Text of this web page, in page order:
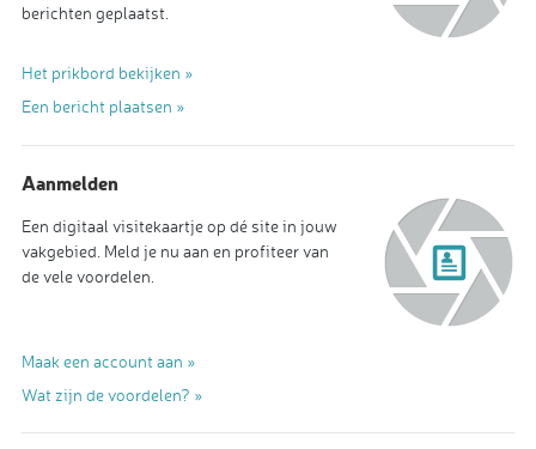
berichten geplaatst.
Het prikbord bekijken »
Een bericht plaatsen »
Aanmelden
Een digitaal visitekaartje op dé site in jouw
vakgebied. Meld je nu aan en profiteer van
de vele voordelen.
Maak een account aan »
Wat zijn de voordelen? »